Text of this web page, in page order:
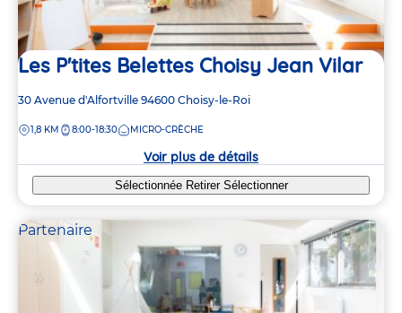
Les P'tites Belettes Choisy Jean Vilar
Adresse
la
30 Avenue d'Alfortville 94600 Choisy-le-Roi
DISTANCE
1,8 KM 8:00-18:30 MICRO-CRÈCHE
Voir plus de détails
Sélectionnée Retirer Sélectionner
Partenaire